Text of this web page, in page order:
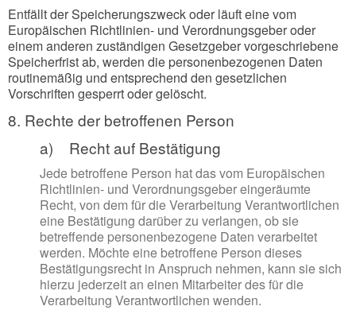
Entfällt der Speicherungszweck oder läuft eine vom
Europäischen Richtlinien- und Verordnungsgeber oder
einem anderen zuständigen Gesetzgeber vorgeschriebene
Speicherfrist ab, werden die personenbezogenen Daten
routinemäßig und entsprechend den gesetzlichen
Vorschriften gesperrt oder gelöscht.
8. Rechte der betroffenen Person
a) Recht auf Bestätigung
Jede betroffene Person hat das vom Europäischen
Richtlinien- und Verordnungsgeber eingeräumte
Recht, von dem für die Verarbeitung Verantwortlichen
eine Bestätigung darüber zu verlangen, ob sie
betreffende personenbezogene Daten verarbeitet
werden. Möchte eine betroffene Person dieses
Bestätigungsrecht in Anspruch nehmen, kann sie sich
hierzu jederzeit an einen Mitarbeiter des für die
Verarbeitung Verantwortlichen wenden.